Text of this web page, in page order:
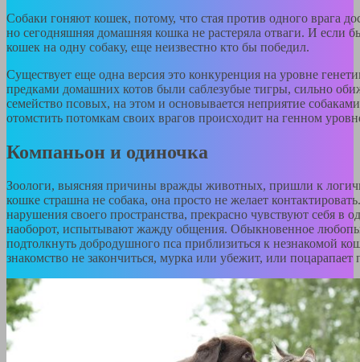
Собаки гоняют кошек, потому, что стая против одного врага
но сегодняшняя домашняя кошка не растеряла отваги. И если
кошек на одну собаку, еще неизвестно кто бы победил.
Существует еще одна версия это конкуренция на уровне
предками домашних котов были саблезубые тигры, сильно
семейство псовых, на этом и основывается неприятие
отомстить потомкам своих врагов происходит на генном
Компаньон и одиночка
Зоологи, выясняя причины вражды животных, пришли к
кошке страшна не собака, она просто не желает
нарушения своего пространства, прекрасно чувствуют себя в
наоборот, испытывают жажду общения. Обыкновенное
подтолкнуть добродушного пса приблизиться к незнакомой
знакомство не закончиться, мурка или убежит, или поцарапает